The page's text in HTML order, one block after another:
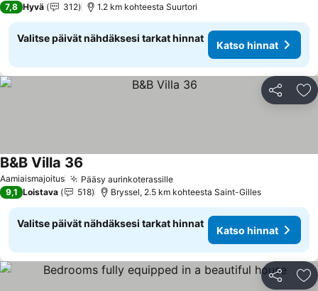
7,8 Hyvä 312 1.2 km kohteesta Suurtori
Valitse päivät nähdäksesi tarkat hinnat
Katso hinnat
Jaa
Aamiaismajoitus Pääsy aurinkoterassille
B&B Villa 36
9,1 Loistava 518 Bryssel, 2.5 km kohteesta Saint-Gilles
Valitse päivät nähdäksesi tarkat hinnat
Katso hinnat
Jaa